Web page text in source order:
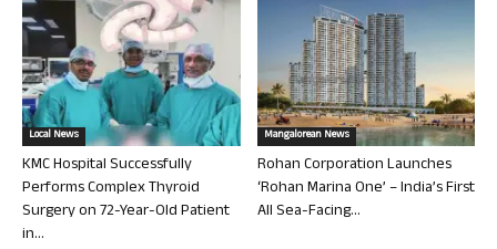
Local News
KMC Hospital Successfully
Performs Complex Thyroid
Surgery on 72-Year-Old Patient
in...
Mangalorean News
Rohan Corporation Launches
‘Rohan Marina One’ – India’s First
All Sea-Facing...